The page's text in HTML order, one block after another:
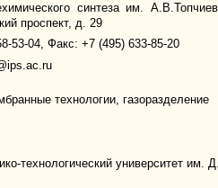
синтеза им.
проспект, д. 29
53-04, Факс: +7 (495) 633-85-20
технологии, газоразделение
технологический университет им.